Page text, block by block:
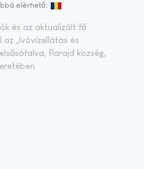
elérhető:
és az aktualizált fő
„Ivóvízellátás és
Parajd község,